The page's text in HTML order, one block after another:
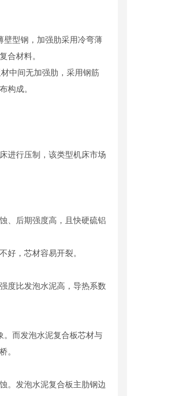
壁型钢，加强肋采用冷弯薄
合材料。
中间无加强肋，采用钢筋
构成。
进行压制，该类型机床市场
、后期强度高，且快硬硫铝
好，芯材容易开裂。
度比发泡水泥高，导热系数
。而发泡水泥复合板芯材与
。
。发泡水泥复合板主肋钢边